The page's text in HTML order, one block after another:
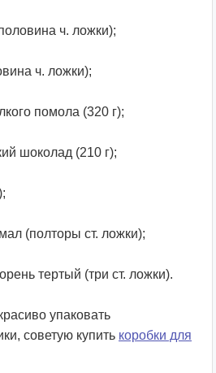
ч. ложки);
ч. ложки);
помола (320 г);
шоколад (210 г);
(полторы ст. ложки);
тертый (три ст. ложки).
упаковать
советую купить коробки для